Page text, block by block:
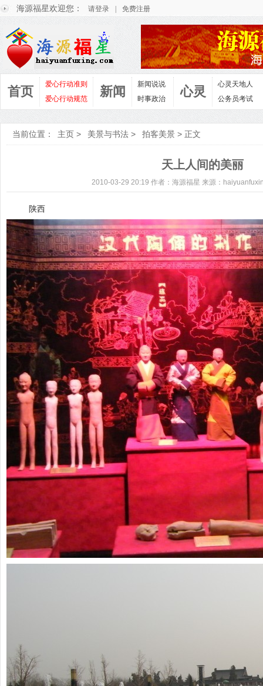
海源福星欢迎您： 请登录 免费注册
首页
爱心行动准则
爱心行动规范
新闻
新闻说说
时事政治
心灵
心灵天地人
公务员考试
当前位置： 主页 > 美景与书法 > 拍客美景 > 正文
天上人间的美丽
2010-03-29 20:19 作者：海源福星 来源：
陕西